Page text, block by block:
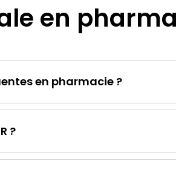
en
en pharmacie ?
?